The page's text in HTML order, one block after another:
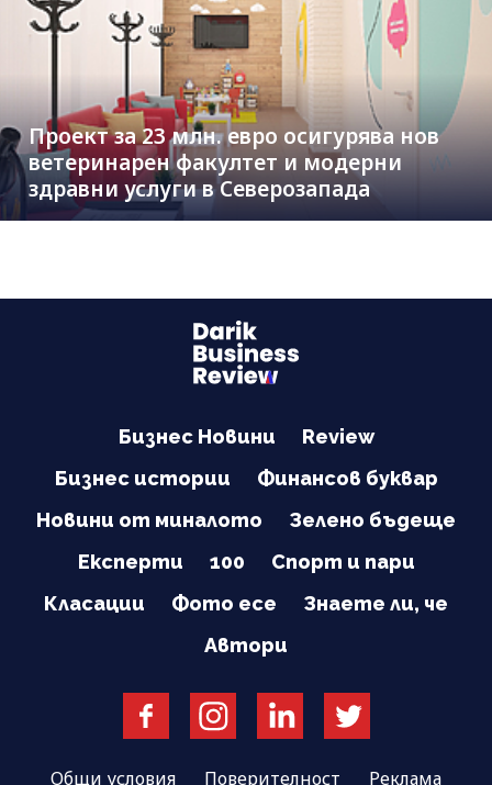
Проект за 23 млн. евро осигурява нов
ветеринарен факултет и модерни
здравни услуги в Северозапада
Бизнес Новини
Review
Бизнес истории
Финансов буквар
Новини от миналото
Зелено бъдеще
Експерти
100
Спорт и пари
Класации
Фото есе
Знаете ли, че
Автори
Общи условия Поверителност Реклама